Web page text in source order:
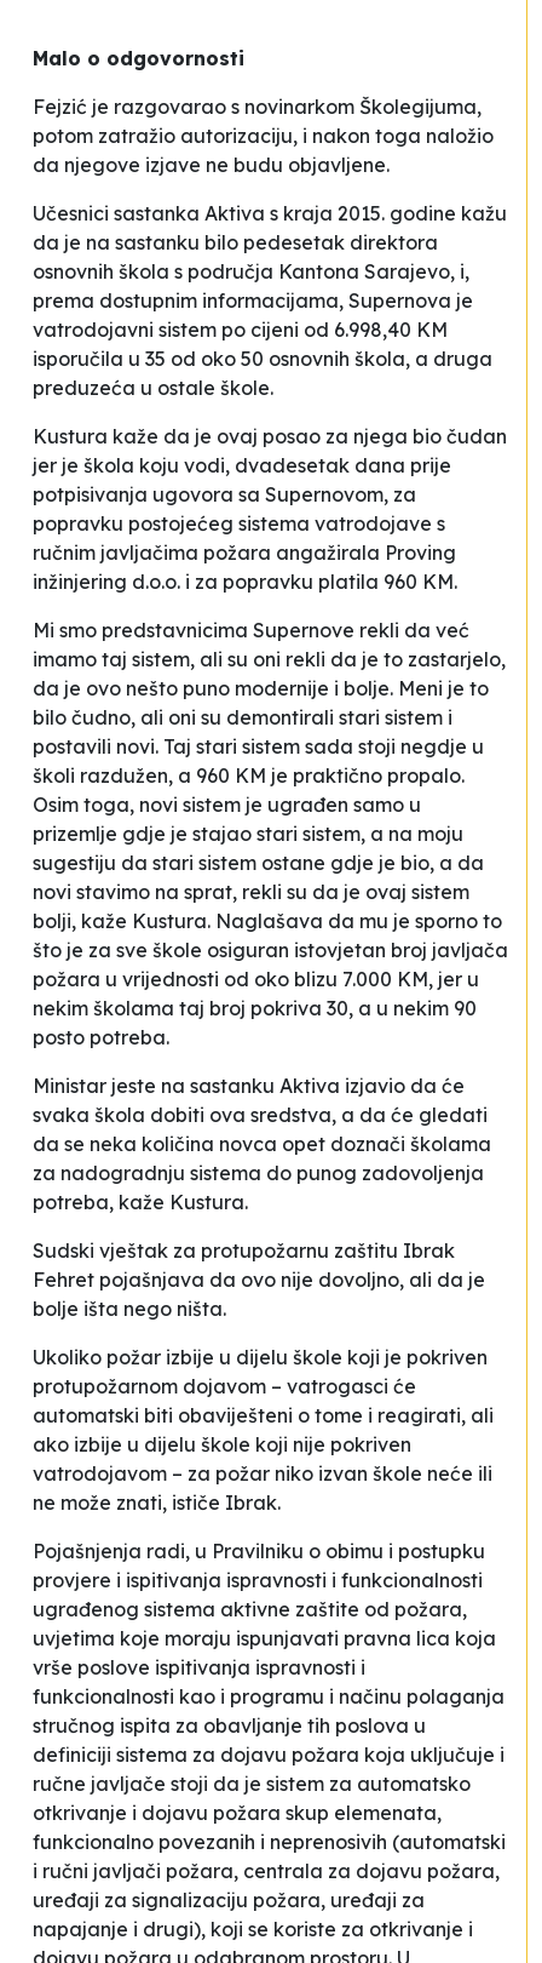
Malo o odgovornosti
Fejzić je razgovarao s novinarkom Školegijuma,
potom zatražio autorizaciju, i nakon toga naložio
da njegove izjave ne budu objavljene.
Učesnici sastanka Aktiva s kraja 2015. godine kažu
da je na sastanku bilo pedesetak direktora
osnovnih škola s područja Kantona Sarajevo, i,
prema dostupnim informacijama, Supernova je
vatrodojavni sistem po cijeni od 6.998,40 KM
isporučila u 35 od oko 50 osnovnih škola, a druga
preduzeća u ostale škole.
Kustura kaže da je ovaj posao za njega bio čudan
jer je škola koju vodi, dvadesetak dana prije
potpisivanja ugovora sa Supernovom, za
popravku postojećeg sistema vatrodojave s
ručnim javljačima požara angažirala Proving
inžinjering d.o.o. i za popravku platila 960 KM.
Mi smo predstavnicima Supernove rekli da već
imamo taj sistem, ali su oni rekli da je to zastarjelo,
da je ovo nešto puno modernije i bolje. Meni je to
bilo čudno, ali oni su demontirali stari sistem i
postavili novi. Taj stari sistem sada stoji negdje u
školi razdužen, a 960 KM je praktično propalo.
Osim toga, novi sistem je ugrađen samo u
prizemlje gdje je stajao stari sistem, a na moju
sugestiju da stari sistem ostane gdje je bio, a da
novi stavimo na sprat, rekli su da je ovaj sistem
bolji, kaže Kustura. Naglašava da mu je sporno to
što je za sve škole osiguran istovjetan broj javljača
požara u vrijednosti od oko blizu 7.000 KM, jer u
nekim školama taj broj pokriva 30, a u nekim 90
posto potreba.
Ministar jeste na sastanku Aktiva izjavio da će
svaka škola dobiti ova sredstva, a da će gledati
da se neka količina novca opet doznači školama
za nadogradnju sistema do punog zadovoljenja
potreba, kaže Kustura.
Sudski vještak za protupožarnu zaštitu Ibrak
Fehret pojašnjava da ovo nije dovoljno, ali da je
bolje išta nego ništa.
Ukoliko požar izbije u dijelu škole koji je pokriven
protupožarnom dojavom – vatrogasci će
automatski biti obaviješteni o tome i reagirati, ali
ako izbije u dijelu škole koji nije pokriven
vatrodojavom – za požar niko izvan škole neće ili
ne može znati, ističe Ibrak.
Pojašnjenja radi, u Pravilniku o obimu i postupku
provjere i ispitivanja ispravnosti i funkcionalnosti
ugrađenog sistema aktivne zaštite od požara,
uvjetima koje moraju ispunjavati pravna lica koja
vrše poslove ispitivanja ispravnosti i
funkcionalnosti kao i programu i načinu polaganja
stručnog ispita za obavljanje tih poslova u
definiciji sistema za dojavu požara koja uključuje i
ručne javljače stoji da je sistem za automatsko
otkrivanje i dojavu požara skup elemenata,
funkcionalno povezanih i neprenosivih (automatski
i ručni javljači požara, centrala za dojavu požara,
uređaji za signalizaciju požara, uređaji za
napajanje i drugi), koji se koriste za otkrivanje i